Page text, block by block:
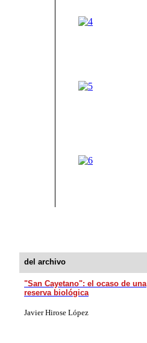
del archivo
"San Cayetano": el ocaso de una
reserva biológica
Javier Hirose López